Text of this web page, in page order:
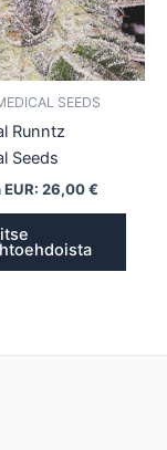
SEEDS
Runntz
Seeds
26,00€
Voit
tehdä